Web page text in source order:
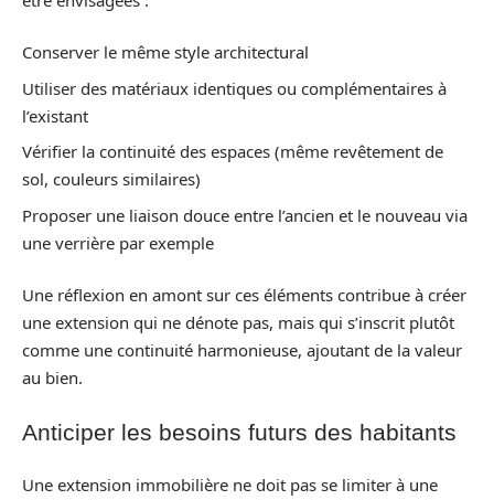
Conserver le même style architectural
Utiliser des matériaux identiques ou complémentaires à
l’existant
Vérifier la continuité des espaces (même revêtement de
sol, couleurs similaires)
Proposer une liaison douce entre l’ancien et le nouveau via
une verrière par exemple
Une réflexion en amont sur ces éléments contribue à créer
une extension qui ne dénote pas, mais qui s’inscrit plutôt
comme une continuité harmonieuse, ajoutant de la valeur
au bien.
Anticiper les besoins futurs des habitants
Une extension immobilière ne doit pas se limiter à une